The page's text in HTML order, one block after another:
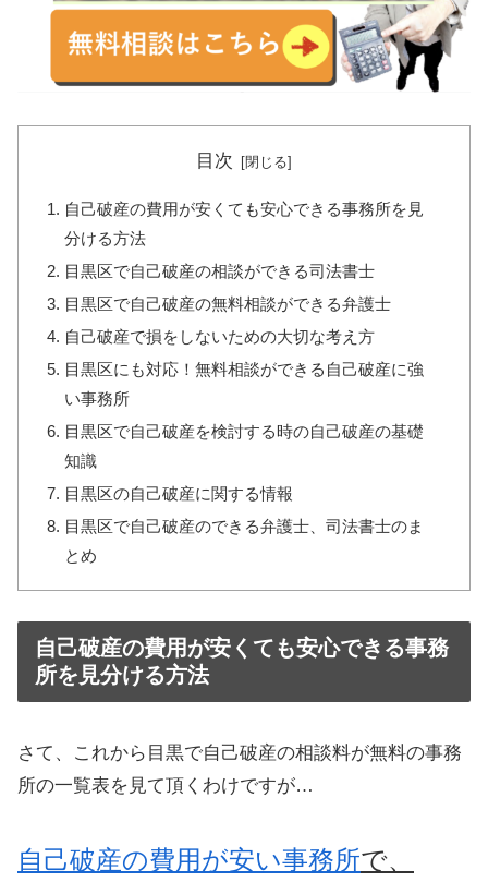
目次
自己破産の費用が安くても安心できる事務所を見
分ける方法
目黒区で自己破産の相談ができる司法書士
目黒区で自己破産の無料相談ができる弁護士
自己破産で損をしないための大切な考え方
目黒区にも対応！無料相談ができる自己破産に強
い事務所
目黒区で自己破産を検討する時の自己破産の基礎
知識
目黒区の自己破産に関する情報
目黒区で自己破産のできる弁護士、司法書士のま
とめ
自己破産の費用が安くても安心できる事務
所を見分ける方法
さて、これから目黒で自己破産の相談料が無料の事務
所の一覧表を見て頂くわけですが…
自己破産の費用が安い事務所で、